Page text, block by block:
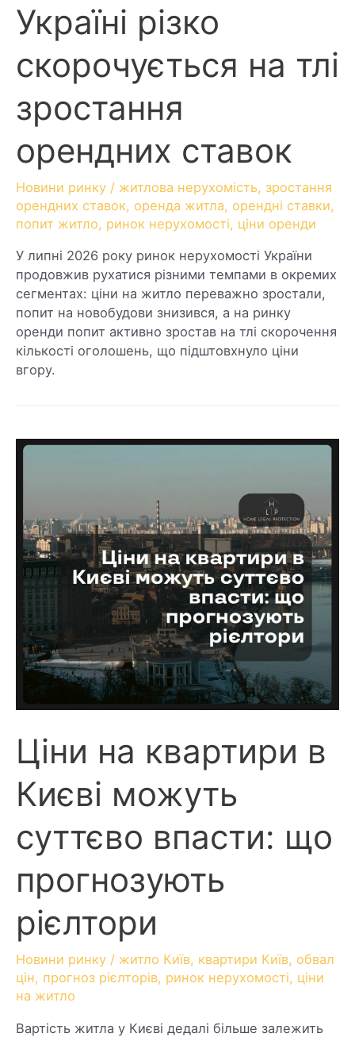
Україні різко
скорочується на тлі
зростання
орендних ставок
Новини ринку / житлова нерухомість, зростання
орендних ставок, оренда житла, орендні ставки,
попит житло, ринок нерухомості, ціни оренди
У липні 2026 року ринок нерухомості України
продовжив рухатися різними темпами в окремих
сегментах: ціни на житло переважно зростали,
попит на новобудови знизився, а на ринку
оренди попит активно зростав на тлі скорочення
кількості оголошень, що підштовхнуло ціни
вгору.
Ціни на квартири в
Києві можуть
суттєво впасти: що
прогнозують
рієлтори
Новини ринку / житло Київ, квартири Київ, обвал
цін, прогноз рієлторів, ринок нерухомості, ціни
на житло
Вартість житла у Києві дедалі більше залежить